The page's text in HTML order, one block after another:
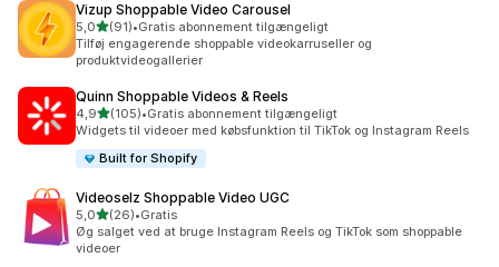
Vizup Shoppable Video Carousel
5,0ud af 5 stjerner
(91)
91 anmeldelser i alt
•Gratis abonnement tilgængeligt
Tilføj engagerende shoppable videokarruseller og
produktvideogallerier
Quinn Shoppable Videos & Reels
4,9ud af 5 stjerner
(105)
105 anmeldelser i alt
•Gratis abonnement tilgængeligt
Widgets til videoer med købsfunktion til TikTok og Instagram Reels
Built for Shopify
Videoselz Shoppable Video UGC
5,0ud af 5 stjerner
(26)
26 anmeldelser i alt
•Gratis
Øg salget ved at bruge Instagram Reels og TikTok som shoppable
videoer